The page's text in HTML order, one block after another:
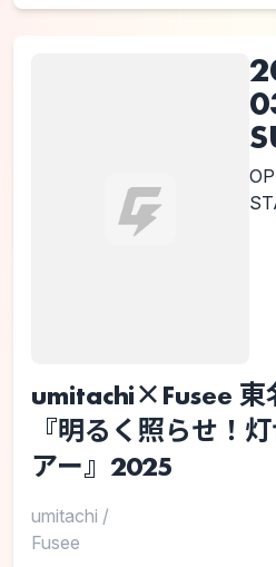
umitachi×Fusee
『明るく照らせ！
アー』2025
umitachi /
Fusee